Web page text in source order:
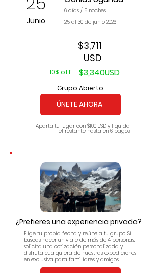
Junio
6 días / 5 noches
25 al 30 de junio 2026
$3,711
USD
10% off $3,340USD
Grupo Abierto
ÚNETE AHORA
Aparta tu lugar con $100 USD y liquida
el restante hasta en 6 pagos
¿Prefieres una experiencia privada?
Elige tu propia fecha y reúne a tu grupo. Si
buscas hacer un viaje de más de 4 personas,
solicita una cotización personalizada y
disfruta cualquiera de nuestras expediciones
en exclusiva para familiares y amigos.